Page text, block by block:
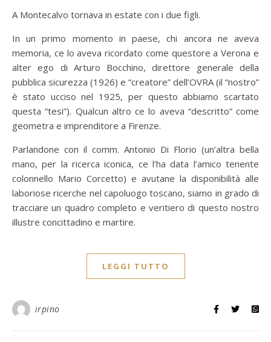
A Montecalvo tornava in estate con i due figli.
In un primo momento in paese, chi ancora ne aveva
memoria, ce lo aveva ricordato come questore a Verona e
alter ego di Arturo Bocchino, direttore generale della
pubblica sicurezza (1926) e “creatore” dell’OVRA (il “nostro”
è stato ucciso nel 1925, per questo abbiamo scartato
questa “tesi”). Qualcun altro ce lo aveva “descritto” come
geometra e imprenditore a Firenze.
Parlandone con il comm. Antonio Di Florio (un’altra bella
mano, per la ricerca iconica, ce l’ha data l’amico tenente
colonnello Mario Corcetto) e avutane la disponibilità alle
laboriose ricerche nel capoluogo toscano, siamo in grado di
tracciare un quadro completo e veritiero di questo nostro
illustre concittadino e martire.
LEGGI TUTTO
irpino